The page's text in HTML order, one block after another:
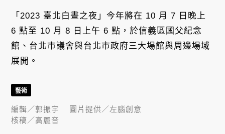
「2023 臺北白晝之夜」今年將在 10 月 7 日晚上
6 點至 10 月 8 日上午 6 點，於信義區國父紀念
館、台北市議會與台北市政府三大場館與周邊場域
展開。
藝術
編輯／郭振宇 圖片提供／左腦創意
核稿／高麗音